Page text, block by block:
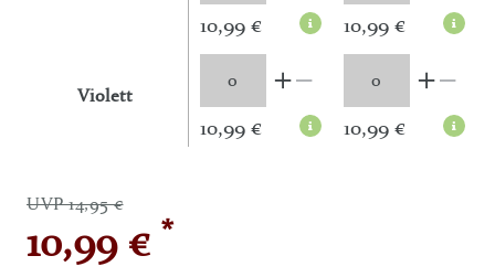
10,99 € 10,99 €
Violett
10,99 € 10,99 €
UVP 14,95 €
10,99 € *